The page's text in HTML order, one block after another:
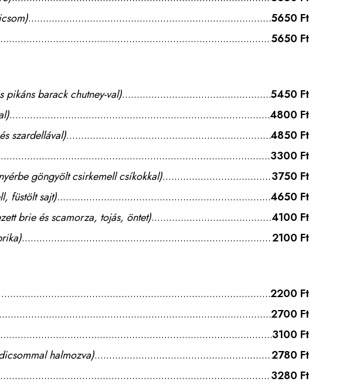
5650 Ft
5650 Ft
pikáns barack chutney-val)
5450 Ft
4800 Ft
szardellával)
4850 Ft
3300 Ft
göngyölt csirkemell csíkokkal)
3750 Ft
füstölt sajt)
4650 Ft
brie és scamorza, tojás, öntet)
4100 Ft
2100 Ft
2200 Ft
2700 Ft
3100 Ft
halmozva)
2780 Ft
3280 Ft